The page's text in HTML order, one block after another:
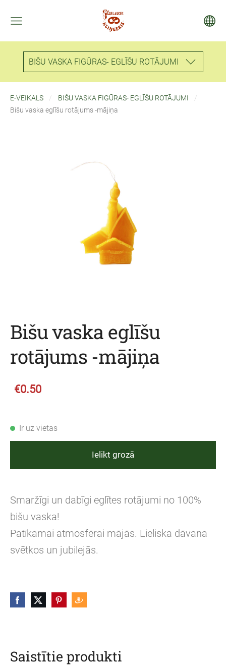
BIŠU VASKA FIGŪRAS- EGLĪŠU ROTĀJUMI
E-VEIKALS
BIŠU VASKA FIGŪRAS- EGLĪŠU ROTĀJUMI
Bišu vaska eglīšu rotājums -mājiņa
Bišu vaska eglīšu
rotājums -mājiņa
€0.50
Ir uz vietas
Ielikt grozā
Smaržīgi un dabīgi eglītes rotājumi no 100%
bišu vaska!
Patīkamai atmosfērai mājās. Lieliska dāvana
svētkos un jubilejās.
Saistītie produkti